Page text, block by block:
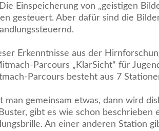
Einspeicherung von „geistigen
gesteuert. Aber dafür sind die
Erkenntnisse aus der
Parcours „KlarSicht“ für
Parcours besteht aus 7
man gemeinsam etwas, dann wird
gibt es wie schon beschrieben
An einer anderen Station